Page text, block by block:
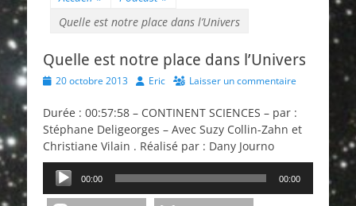
Quelle est notre place dans l’Univers
Quelle est notre place dans l’Univers
Posted
20 octobre 2013 Author
Eric Laisser un commentaire
Durée : 00:57:58 – CONTINENT SCIENCES – par :
Stéphane Deligeorges – Avec Suzy Collin-Zahn et
Christiane Vilain . Réalisé par : Dany Journo
Lecteur
audio
00:00 00:00